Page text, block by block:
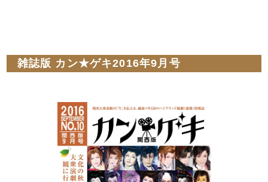
雑誌版 カン★ゲキ2016年9月号